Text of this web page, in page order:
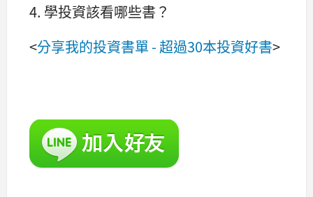
4. 學投資該看哪些書？
<分享我的投資書單 - 超過30本投資好書>